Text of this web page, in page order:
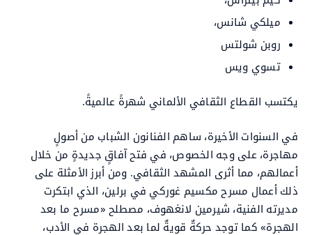
ميلكي شانس،
روبن شولتس
تسوي ويس
يكتسب القطاع الثقافي الألماني شهرةً عالميةً.
في السنوات الأخيرة، ساهم الفنانون الشباب من أصولٍ
مهاجرة، على وجه الخصوص، في فتح آفاقٍ جديدةٍ من خلال
أعمالهم، مما أثرى المشهد الثقافي. ومن أبرز الأمثلة على
ذلك أعمال مسرح مكسيم غوركي في برلين، الذي ابتكرت
مديرته الفنية، شيرمين لانغهوف، مصطلح «مسرح ما بعد
الهجرة» كما توجد حركةٌ قويةٌ لما بعد الهجرة في الأدب،